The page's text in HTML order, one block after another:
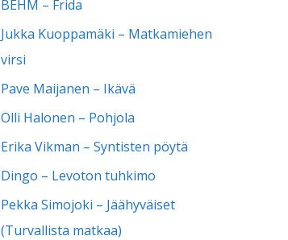
BEHM – Frida
Jukka Kuoppamäki – Matkamiehen
virsi
Pave Maijanen – Ikävä
Olli Halonen – Pohjola
Erika Vikman – Syntisten pöytä
Dingo – Levoton tuhkimo
Pekka Simojoki – Jäähyväiset
(Turvallista matkaa)